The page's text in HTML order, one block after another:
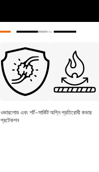
ওভারলোড এবং শর্ট-সার্কিট
প্রটেকশন
অগ্নি প্রতিরোধী কভার